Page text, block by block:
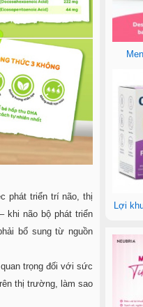
phát triển trí não, thị
khi não bộ phát triển
bổ sung từ nguồn
trọng đối với sức
thị trường, làm sao
Lợi